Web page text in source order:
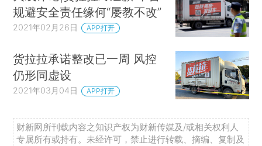
规避安全责任缘何“屡教不改”
2021年02月26日 APP打开
货拉拉承诺整改已一周 风控
仍形同虚设
2021年03月04日 APP打开
财新网所刊载内容之知识产权为财新传媒及/或相关权利人
专属所有或持有。未经许可，禁止进行转载、摘编、复制及